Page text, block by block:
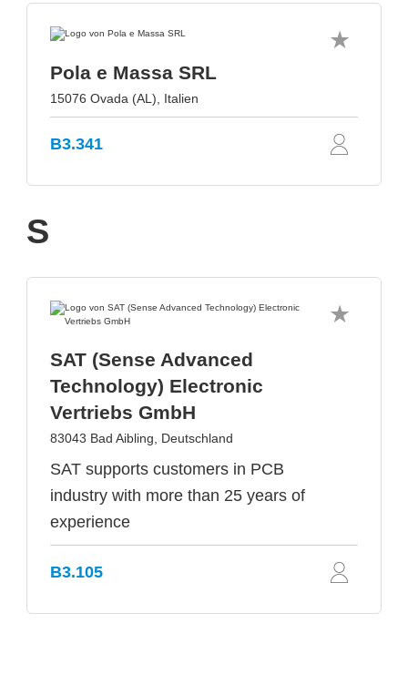
Pola e Massa SRL
15076 Ovada (AL), Italien
B3.341
S
SAT (Sense Advanced
Technology) Electronic
Vertriebs GmbH
83043 Bad Aibling, Deutschland
SAT supports customers in PCB
industry with more than 25 years of
experience
B3.105